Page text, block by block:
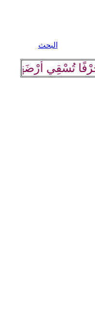
البحث
أرْضَهَا كلِمة